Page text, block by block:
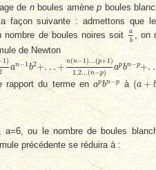
denboules amènep boules
façon suivante : admettons que
nombre de boules noires soit
a
b
ab, on
de Newton
1)
an−1b2+. . . + n(n−1)...(p+1)
1.2...(n−p)
apbn−p+. .
)1.2 a n−1b2 + ... +n(n −1 ...(p 1 )1.2...
rapport du terme enapbn−p
apbn− p
à(a +
(a+b
n p
a=6, ou le nombre de boules
précédente se réduira à :